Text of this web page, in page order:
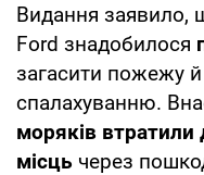
Видання заявило,
Ford знадобилося
загасити пожежу
спалахуванню.
моряків втратили
місць через